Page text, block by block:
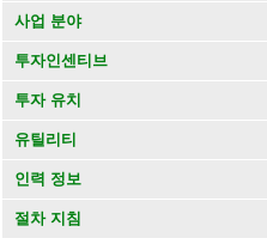
사업 분야
투자인센티브
투자 유치
유틸리티
인력 정보
절차 지침